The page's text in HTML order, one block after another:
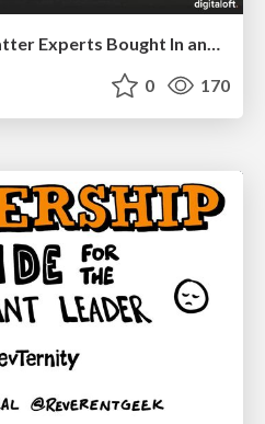
How to Get Subject Matter Experts Bought In and Actively Contributing to SEO & PR Initiatives.
0 170